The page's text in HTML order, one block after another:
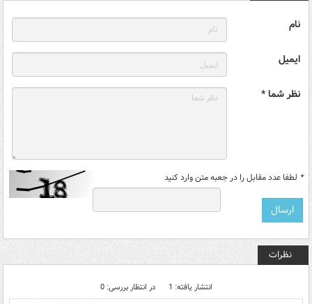
نام
ایمیل
نظر شما *
* لطفا عدد مقابل را در جعبه متن وارد کنید
نظرات
انتشار یافته: 1 در انتظار بررسی: 0